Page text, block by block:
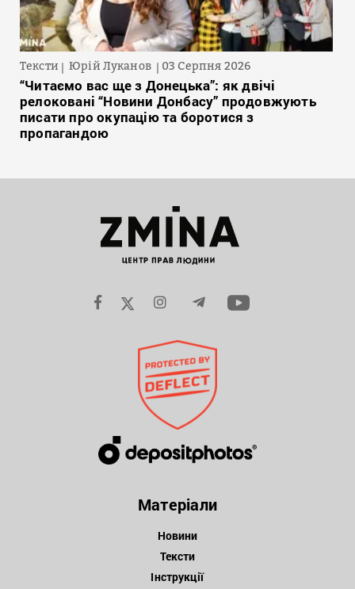
Тексти Юрій Луканов 03 Серпня 2026
“Читаємо вас ще з Донецька”: як двічі
релоковані “Новини Донбасу” продовжують
писати про окупацію та боротися з
пропагандою
Матеріали
Новини
Тексти
Інструкції